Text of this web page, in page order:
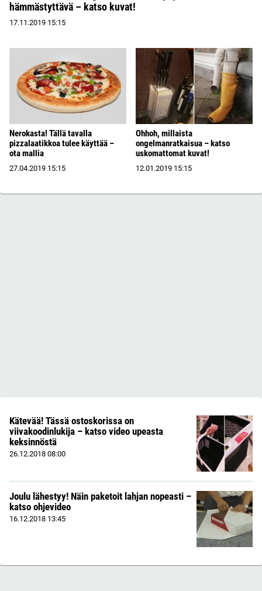
hämmästyttävä – katso kuvat!
17.11.2019 15:15
Nerokasta! Tällä tavalla
pizzalaatikkoa tulee käyttää –
ota mallia
27.04.2019 15:15
Ohhoh, millaista
ongelmanratkaisua – katso
uskomattomat kuvat!
12.01.2019 15:15
Kätevää! Tässä ostoskorissa on
viivakoodinlukija – katso video upeasta
keksinnöstä
26.12.2018 08:00
Joulu lähestyy! Näin paketoit lahjan nopeasti –
katso ohjevideo
16.12.2018 13:45